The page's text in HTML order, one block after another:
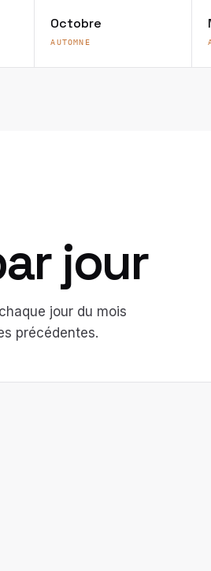
Octobre
AUTOMNE
jour
jour du mois
précédentes.